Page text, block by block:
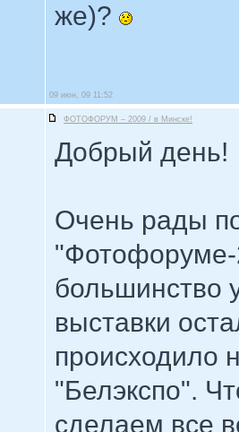
же)?
09 июн, 09 11:52
ФОТОФОРУМ – 2009 / в Минске!
Добрый день!
Очень рады
"Фотофоруме-
большинство
выставки
происходило
"Белэкспо".
сделаем все